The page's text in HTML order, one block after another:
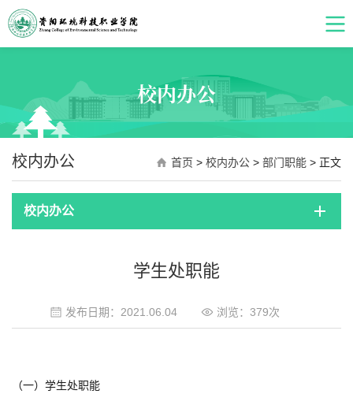
校内办公
校内办公 首页 > 校内办公 > 部门职能 > 正文
校内办公
学生处职能
发布日期：2021.06.04 浏览： 379次
（一）学生处职能